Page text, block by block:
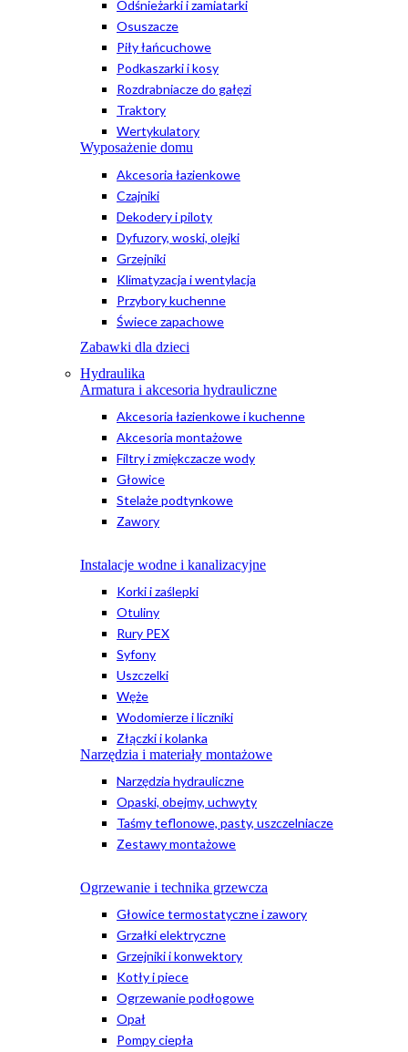
Odśnieżarki i zamiatarki
Osuszacze
Piły łańcuchowe
Podkaszarki i kosy
Rozdrabniacze do gałęzi
Traktory
Wertykulatory
Wyposażenie domu
Akcesoria łazienkowe
Czajniki
Dekodery i piloty
Dyfuzory, woski, olejki
Grzejniki
Klimatyzacja i wentylacja
Przybory kuchenne
Świece zapachowe
Zabawki dla dzieci
Hydraulika
Armatura i akcesoria hydrauliczne
Akcesoria łazienkowe i kuchenne
Akcesoria montażowe
Filtry i zmiękczacze wody
Głowice
Stelaże podtynkowe
Zawory
Instalacje wodne i kanalizacyjne
Korki i zaślepki
Otuliny
Rury PEX
Syfony
Uszczelki
Węże
Wodomierze i liczniki
Złączki i kolanka
Narzędzia i materiały montażowe
Narzędzia hydrauliczne
Opaski, obejmy, uchwyty
Taśmy teflonowe, pasty, uszczelniacze
Zestawy montażowe
Ogrzewanie i technika grzewcza
Głowice termostatyczne i zawory
Grzałki elektryczne
Grzejniki i konwektory
Kotły i piece
Ogrzewanie podłogowe
Opał
Pompy ciepła